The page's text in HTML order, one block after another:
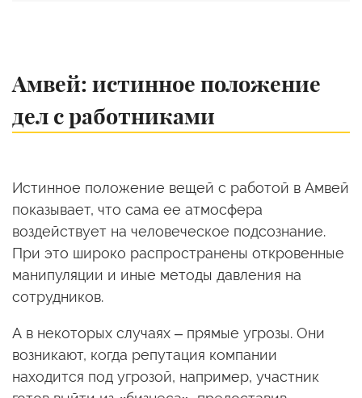
Амвей: истинное положение
дел с работниками
Истинное положение вещей с работой в Амвей
показывает, что сама ее атмосфера
воздействует на человеческое подсознание.
При это широко распространены откровенные
манипуляции и иные методы давления на
сотрудников.
А в некоторых случаях – прямые угрозы. Они
возникают, когда репутация компании
находится под угрозой, например, участник